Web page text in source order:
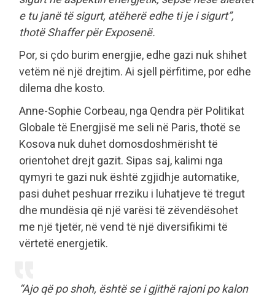
e tu janë të sigurt, atëherë edhe ti je i sigurt”,
thotë Shaffer për Exposenë.
Por, si çdo burim energjie, edhe gazi nuk shihet
vetëm në një drejtim. Ai sjell përfitime, por edhe
dilema dhe kosto.
Anne-Sophie Corbeau, nga Qendra për Politikat
Globale të Energjisë me seli në Paris, thotë se
Kosova nuk duhet domosdoshmërisht të
orientohet drejt gazit. Sipas saj, kalimi nga
qymyri te gazi nuk është zgjidhje automatike,
pasi duhet peshuar rreziku i luhatjeve të tregut
dhe mundësia që një varësi të zëvendësohet
me një tjetër, në vend të një diversifikimi të
vërtetë energjetik.
“Ajo që po shoh, është se i gjithë rajoni po kalon